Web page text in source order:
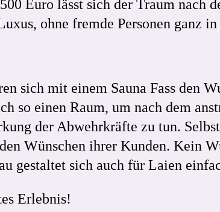
Euro lässt sich der Traum nach
ohne fremde Personen ganz
sich mit einem Sauna Fass den
so einen Raum, um nach dem
der Abwehrkräfte zu tun.
Wünschen ihrer Kunden. Kein
gestaltet sich auch für Laien
Erlebnis!